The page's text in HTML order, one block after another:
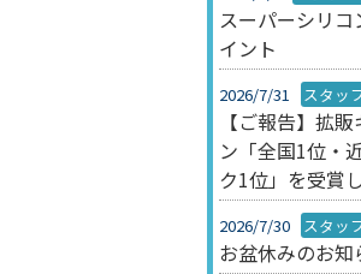
スーパーシリコ
イント
2026/7/31 スタッ
【ご報告】拡
ン「全国1位・
ク1位」を受賞
2026/7/30 スタッ
お盆休みのお知